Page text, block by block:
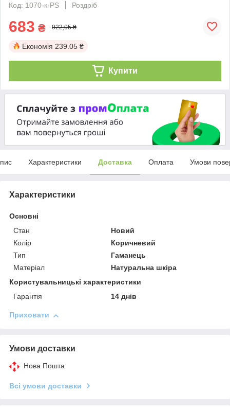
Код: 1070-к-PS
Роздріб
683 ₴ 922,05 ₴
Економія 239.05 ₴
Купити
Характеристики Доставка Оплата Умови
Характеристики
Основні
Стан
Новий
Колір
Коричневий
Тип
Гаманець
Матеріал
Натуральна шкіра
Користувальницькі характеристики
Гарантія
14 днів
Приховати
Умови доставки
Нова Пошта
Всі умови доставки